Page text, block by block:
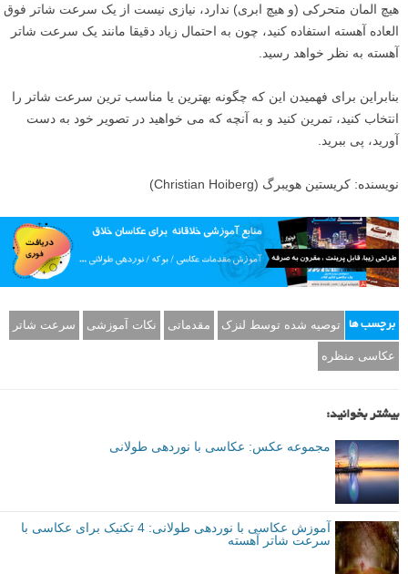
هیچ المان متحرکی (و هیچ ابری) ندارد، نیازی نیست از یک سرعت شاتر فوق
العاده آهسته استفاده کنید، چون به احتمال زیاد دقیقا مانند یک سرعت شاتر
آهسته به نظر خواهد رسید.
بنابراین برای فهمیدن این که چگونه بهترین یا مناسب ترین سرعت شاتر را
انتخاب کنید، تمرین کنید و به آنچه که می خواهید در تصویر خود به دست
آورید، پی ببرید.
نویسنده: کریستین هویبرگ (Christian Hoiberg)
برچسب ها توصیه شده توسط لنزک مقدماتی نکات آموزشی سرعت شاتر
عکاسی منظره
بیشتر بخوانید:
مجموعه عکس: عکاسی با نوردهی طولانی
آموزش عکاسی با نوردهی طولانی: 4 تکنیک برای عکاسی با
سرعت شاتر آهسته